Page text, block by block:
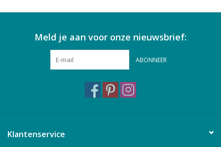
Meld je aan voor onze nieuwsbrief:
ABONNEER
Klantenservice